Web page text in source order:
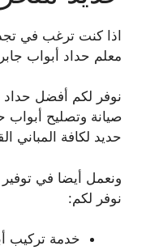
اذا كنت ترغب في
معلم حداد أبواب
نوفر لكم أفضل حداد
صيانة وتصليح
حديد لكافة المباني
ونعمل أيضا في
نوفر لكم:
خدمة تركيب